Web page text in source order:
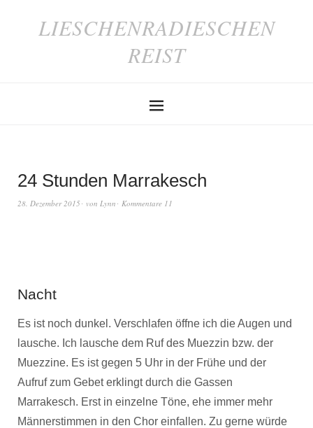
LIESCHENRADIESCHEN
REIST
24 Stunden Marrakesch
28. Dezember 2015 von Lynn Kommentare 11
Nacht
Es ist noch dunkel. Verschlafen öffne ich die Augen und
lausche. Ich lausche dem Ruf des Muezzin bzw. der
Muezzine. Es ist gegen 5 Uhr in der Frühe und der
Aufruf zum Gebet erklingt durch die Gassen
Marrakesch. Erst in einzelne Töne, ehe immer mehr
Männerstimmen in den Chor einfallen. Zu gerne würde